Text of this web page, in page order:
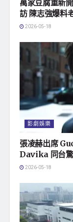
萬家豆腐重新
訪 陳志強爆料
2026-05-18
影劇娛樂
張凌赫出席
Davika 同台
2026-05-18